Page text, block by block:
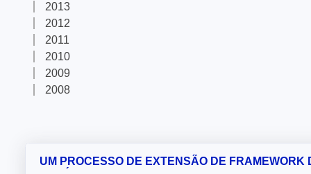
2013
2012
2011
2010
2009
2008
UM PROCESSO DE EXTENSÃO DE FRAMEWORK